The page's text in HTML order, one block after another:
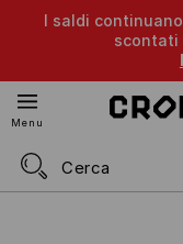
I saldi
scontati
Menu